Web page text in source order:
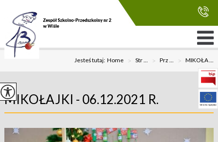
Jesteś tutaj:Home > Str ... > Prz ... > MIKOŁA ...
MIKOŁAJKI - 06.12.2021 R.